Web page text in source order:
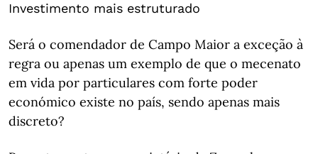
Investimento mais estruturado
Será o comendador de Campo Maior a exceção à
regra ou apenas um exemplo de que o mecenato
em vida por particulares com forte poder
económico existe no país, sendo apenas mais
discreto?